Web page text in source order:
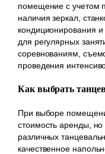
помещение с учетом
наличия зеркал,
кондиционирования
для регулярных
соревнованиям,
проведения
Как выбрать
При выборе
стоимость аренды, но
различных
качественное